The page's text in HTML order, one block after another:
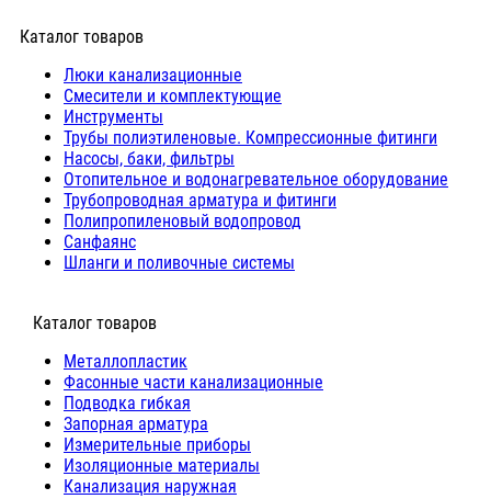
Каталог товаров
Люки канализационные
Cмесители и комплектующие
Инструменты
Трубы полиэтиленовые. Компрессионные фитинги
Насосы, баки, фильтры
Отопительное и водонагревательное оборудование
Трубопроводная арматура и фитинги
Полипропиленовый водопровод
Санфаянс
Шланги и поливочные системы
⠀Каталог товаров
Металлопластик
Фасонные части канализационные
Подводка гибкая
Запорная арматура
Измерительные приборы
Изоляционные материалы
Канализация наружная